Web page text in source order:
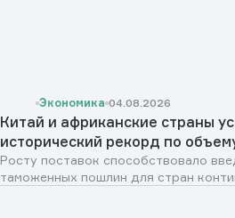
Экономика 04.08.2026
Китай и африканские страны
исторический рекорд по
Росту поставок способствовало
таможенных пошлин для стран